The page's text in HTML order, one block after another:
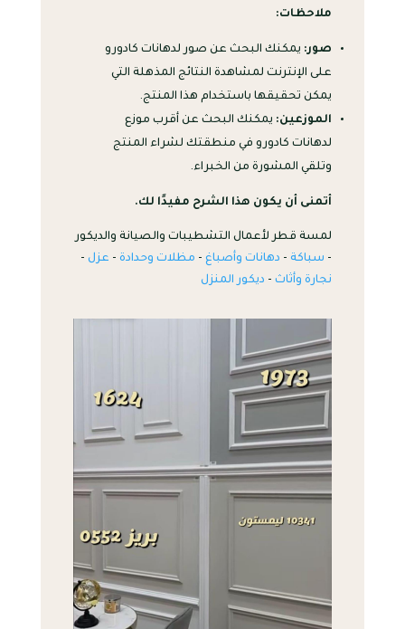
ملاحظات:
صور: يمكنك البحث عن صور لدهانات كادورو
على الإنترنت لمشاهدة النتائج المذهلة التي
يمكن تحقيقها باستخدام هذا المنتج.
الموزعين: يمكنك البحث عن أقرب موزع
لدهانات كادورو في منطقتك لشراء المنتج
وتلقي المشورة من الخبراء.
أتمنى أن يكون هذا الشرح مفيدًا لك.
لمسة قطر لأعمال التشطيبات والصيانة والديكور
- سباكة- دهانات وأصباغ- مظلات وحدادة- عزل-
نجارة وأثاث- ديكور المنزل